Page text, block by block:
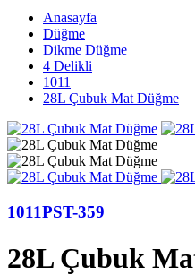
Anasayfa
Düğme
Dikme Düğme
4 Delikli
1011
28L Çubuk Mat Düğme
1011PST-359
28L Çubuk